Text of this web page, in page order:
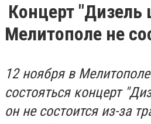
Концерт "Дизель
Мелитополе не
12 ноября в
состояться концерт
он не состоится из-за